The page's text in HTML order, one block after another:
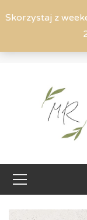
Skorzystaj z